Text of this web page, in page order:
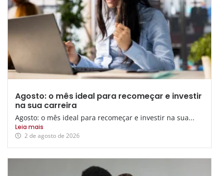
Agosto: o mês ideal para recomeçar e investir
na sua carreira
Agosto: o mês ideal para recomeçar e investir na sua...
Leia mais
2 de agosto de 2026